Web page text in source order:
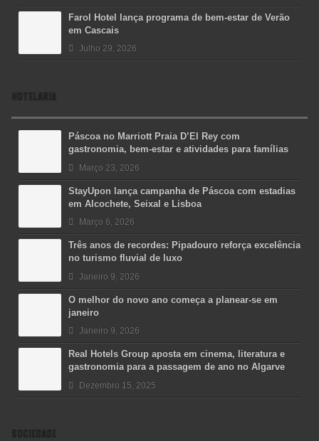
Farol Hotel lança programa de bem-estar de Verão
em Cascais
Julho 29, 2026
HOTELARIA
Páscoa no Marriott Praia D’El Rey com
gastronomia, bem-estar e atividades para famílias
Março 23, 2026
StayUpon lança campanha de Páscoa com estadias
em Alcochete, Seixal e Lisboa
Março 6, 2026
Três anos de recordes: Pipadouro reforça excelência
no turismo fluvial de luxo
Janeiro 9, 2026
O melhor do novo ano começa a planear-se em
janeiro
Janeiro 9, 2026
Real Hotels Group aposta em cinema, literatura e
gastronomia para a passagem de ano no Algarve
Dezembro 15, 2025
SOCIEDADE